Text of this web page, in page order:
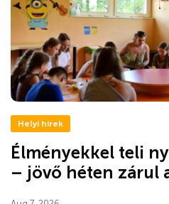
Helyi hírek
Élményekkel teli
– jövő héten zárul